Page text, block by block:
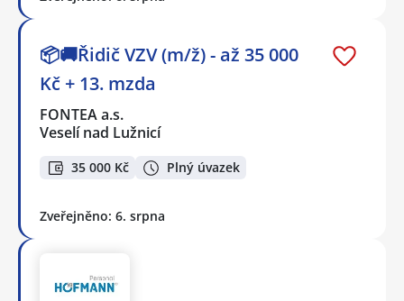
📦🚚Řidič VZV (m/ž) - až 35 000
Kč + 13. mzda
FONTEA a.s.
Veselí nad Lužnicí
35 000 Kč Plný úvazek
Zveřejněno: 6. srpna